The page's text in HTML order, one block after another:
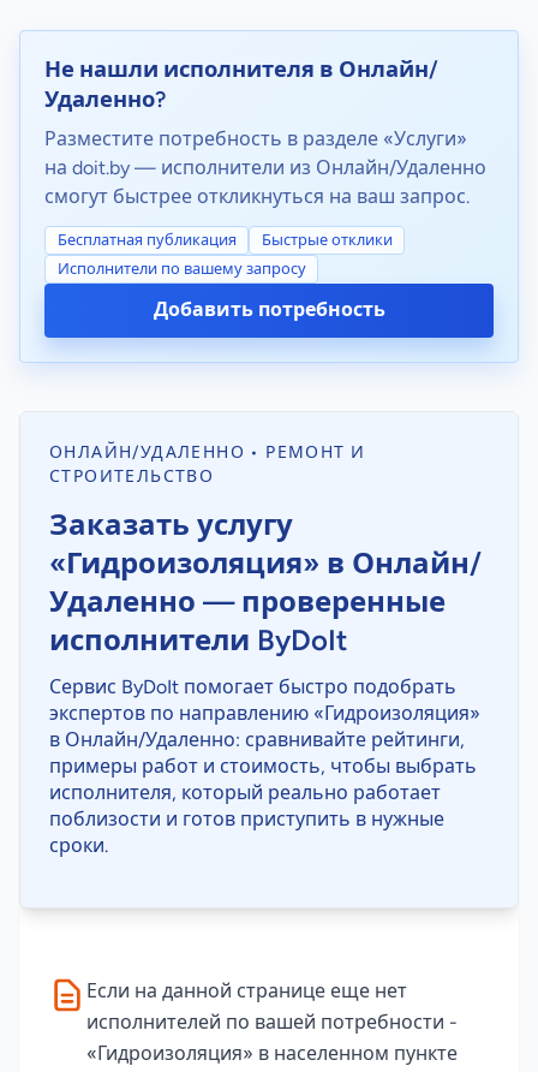
Не нашли исполнителя в Онлайн/
Удаленно?
Разместите потребность в разделе «Услуги»
на doit.by — исполнители из Онлайн/Удаленно
смогут быстрее откликнуться на ваш запрос.
Бесплатная публикация
Быстрые отклики
Исполнители по вашему запросу
Добавить потребность
ОНЛАЙН/УДАЛЕННО • РЕМОНТ И
СТРОИТЕЛЬСТВО
Заказать услугу
«Гидроизоляция» в Онлайн/
Удаленно — проверенные
исполнители ByDoIt
Сервис ByDoIt помогает быстро подобрать
экспертов по направлению «Гидроизоляция»
в Онлайн/Удаленно: сравнивайте рейтинги,
примеры работ и стоимость, чтобы выбрать
исполнителя, который реально работает
поблизости и готов приступить в нужные
сроки.
Если на данной странице еще нет
исполнителей по вашей потребности -
«Гидроизоляция» в населенном пункте